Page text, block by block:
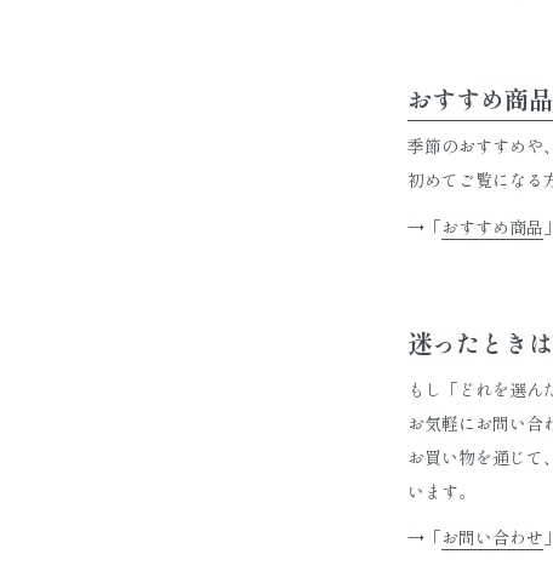
おすすめ商
季節のおすすめや
初めてご覧になる
→「おすすめ商品
迷ったとき
もし「どれを選ん
お気軽にお問い合
お買い物を通じて
います。
→「お問い合わせ